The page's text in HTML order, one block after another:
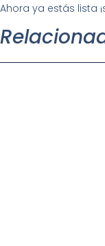
Ahora ya estás lista